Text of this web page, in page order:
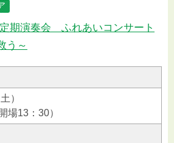
期演奏会 ふれあいコンサート
う～
）
場13：30）